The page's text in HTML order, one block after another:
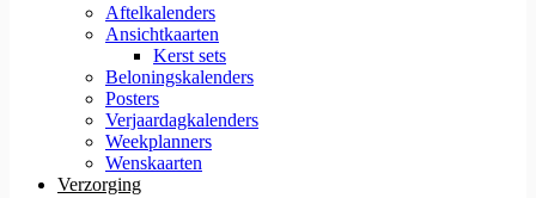
Aftelkalenders
Ansichtkaarten
Kerst sets
Beloningskalenders
Posters
Verjaardagkalenders
Weekplanners
Wenskaarten
Verzorging